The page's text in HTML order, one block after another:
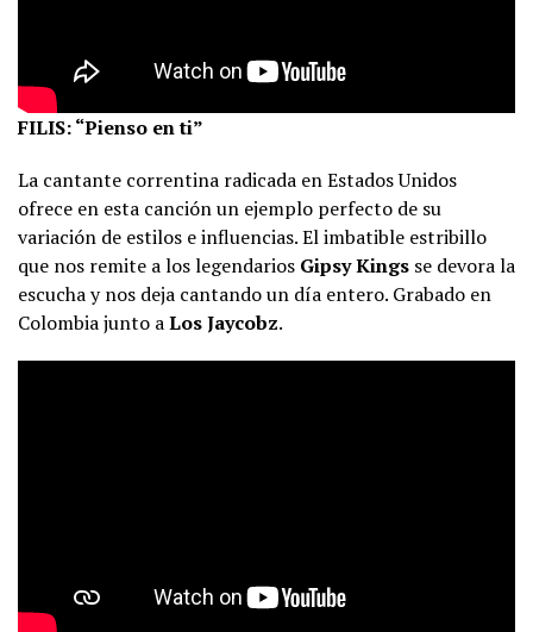
FILIS: “Pienso en ti”
La cantante correntina radicada en Estados Unidos
ofrece en esta canción un ejemplo perfecto de su
variación de estilos e influencias. El imbatible estribillo
que nos remite a los legendarios Gipsy Kings se devora la
escucha y nos deja cantando un día entero. Grabado en
Colombia junto aLos Jaycobz.